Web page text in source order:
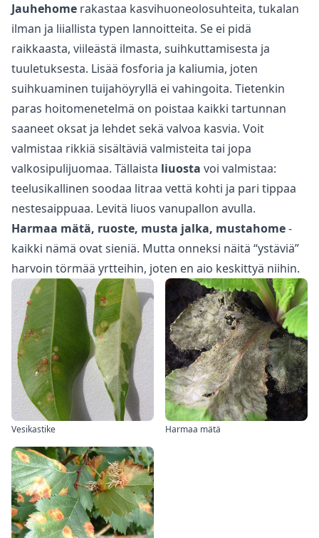
Jauhehome rakastaa kasvihuoneolosuhteita, tukalan
ilman ja liiallista typen lannoitteita. Se ei pidä
raikkaasta, viileästä ilmasta, suihkuttamisesta ja
tuuletuksesta. Lisää fosforia ja kaliumia, joten
suihkuaminen tuijahöyryllä ei vahingoita. Tietenkin
paras hoitomenetelmä on poistaa kaikki tartunnan
saaneet oksat ja lehdet sekä valvoa kasvia. Voit
valmistaa rikkiä sisältäviä valmisteita tai jopa
valkosipulijuomaa. Tällaista liuosta voi valmistaa:
teelusikallinen soodaa litraa vettä kohti ja pari tippaa
nestesaippuaa. Levitä liuos vanupallon avulla.
Harmaa mätä, ruoste, musta jalka, mustahome-
kaikki nämä ovat sieniä. Mutta onneksi näitä “ystäviä”
harvoin törmää yrtteihin, joten en aio keskittyä niihin.
Vesikastike Harmaa mätä